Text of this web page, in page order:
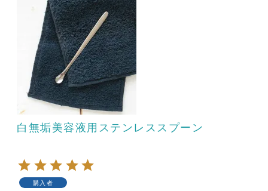
白無垢美容液用ステンレススプーン
購入者